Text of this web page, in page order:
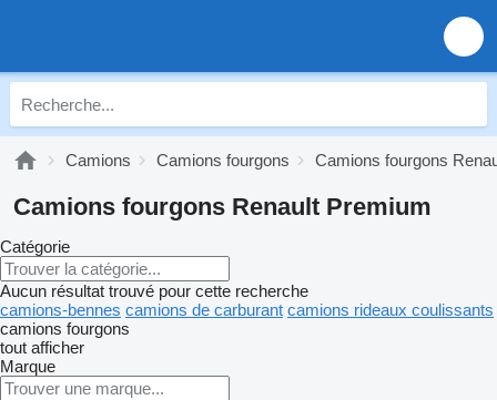
Camions Camions fourgons Camions fourgons
Camions fourgons Renault Premium
Catégorie
Aucun résultat trouvé pour cette recherche
camions-bennes camions de carburant camions rideaux coulissants
camions fourgons
tout afficher
Marque